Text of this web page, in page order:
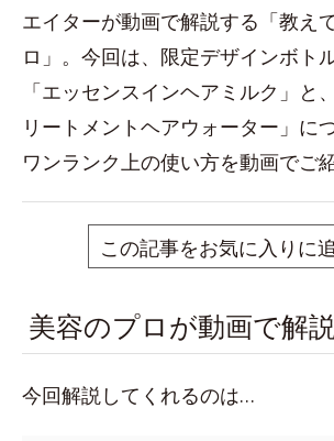
エイターが動画で解説する「教え
ロ」。今回は、限定デザインボト
「エッセンスインヘアミルク」と
リートメントヘアウォーター」に
ワンランク上の使い方を動画でご
この記事をお気に入りに
美容のプロが動画で解説
今回解説してくれるのは…